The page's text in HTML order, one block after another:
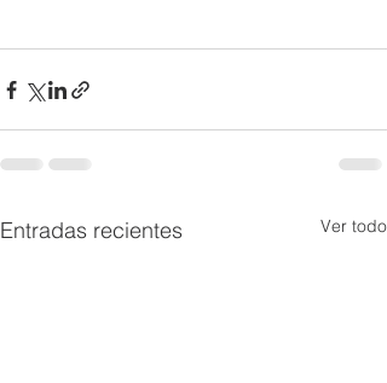
Entradas recientes Ver todo